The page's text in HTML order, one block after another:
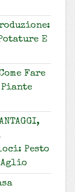
E
Fare
Pesto
Aglio